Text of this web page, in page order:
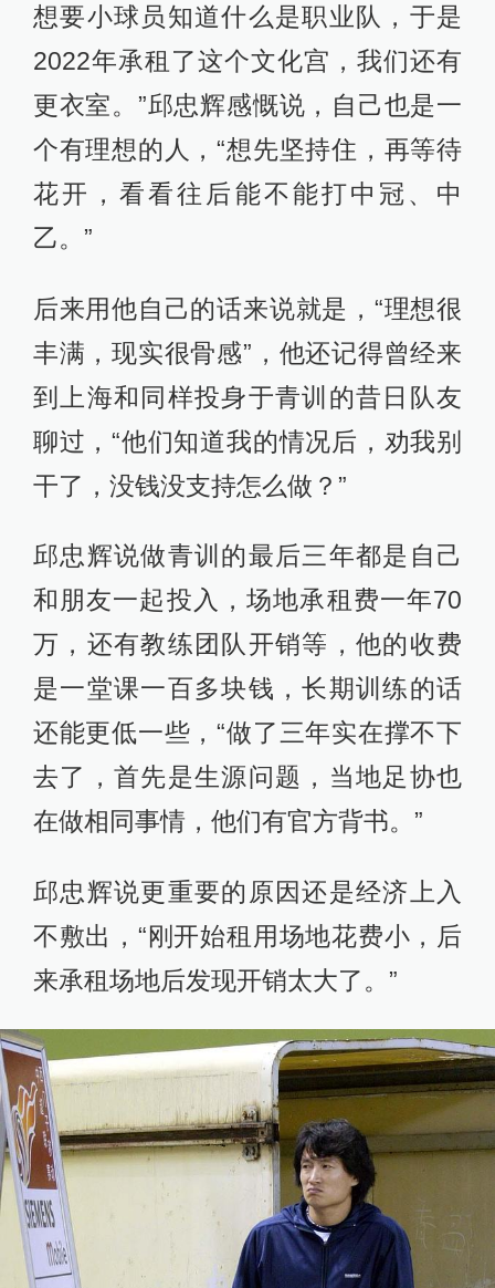
想要小球员知道什么是职业队，于是
2022年承租了这个文化宫，我们还有
更衣室。”邱忠辉感慨说，自己也是一
个有理想的人，“想先坚持住，再等待
花开，看看往后能不能打中冠、中
乙。”
后来用他自己的话来说就是，“理想很
丰满，现实很骨感”，他还记得曾经来
到上海和同样投身于青训的昔日队友
聊过，“他们知道我的情况后，劝我别
干了，没钱没支持怎么做？”
邱忠辉说做青训的最后三年都是自己
和朋友一起投入，场地承租费一年70
万，还有教练团队开销等，他的收费
是一堂课一百多块钱，长期训练的话
还能更低一些，“做了三年实在撑不下
去了，首先是生源问题，当地足协也
在做相同事情，他们有官方背书。”
邱忠辉说更重要的原因还是经济上入
不敷出，“刚开始租用场地花费小，后
来承租场地后发现开销太大了。”